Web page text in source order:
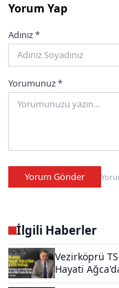
Yorum Yap
Adınız *
Yorumunuz *
Yorum Gönder
İlgili Haberler
Vezirköprü
Hayati